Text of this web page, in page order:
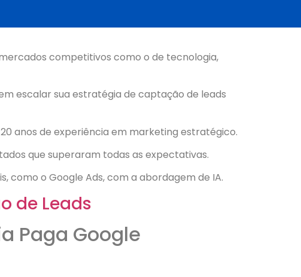
competitivos como o de tecnologia,
escalar sua estratégia de captação de leads
anos de experiência em marketing estratégico.
que superaram todas as expectativas.
o Google Ads, com a abordagem de IA.
de Leads
Paga Google